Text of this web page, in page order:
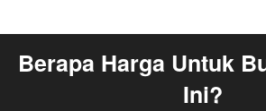
Berapa Harga Untuk
Ini?